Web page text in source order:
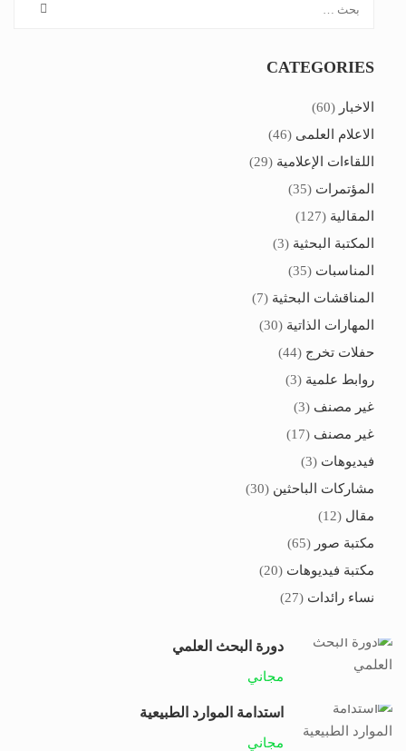
CATEGORIES
الاخبار (60)
الاعلام العلمى (46)
اللقاءات الإعلامية (29)
المؤتمرات (35)
المقالية (127)
المكتبة البحثية (3)
المناسبات (35)
المناقشات البحثية (7)
المهارات الذاتية (30)
حفلات تخرج (44)
روابط علمية (3)
غير مصنف (3)
غير مصنف (17)
فيديوهات (3)
مشاركات الباحثين (30)
مقال (12)
مكتبة صور (65)
مكتبة فيديوهات (20)
نساء رائدات (27)
دورة البحث العلمي
مجاني
استدامة الموارد الطبيعية
مجاني